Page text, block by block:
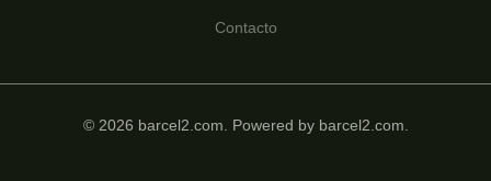
Contacto
© 2026 barcel2.com. Powered by barcel2.com.